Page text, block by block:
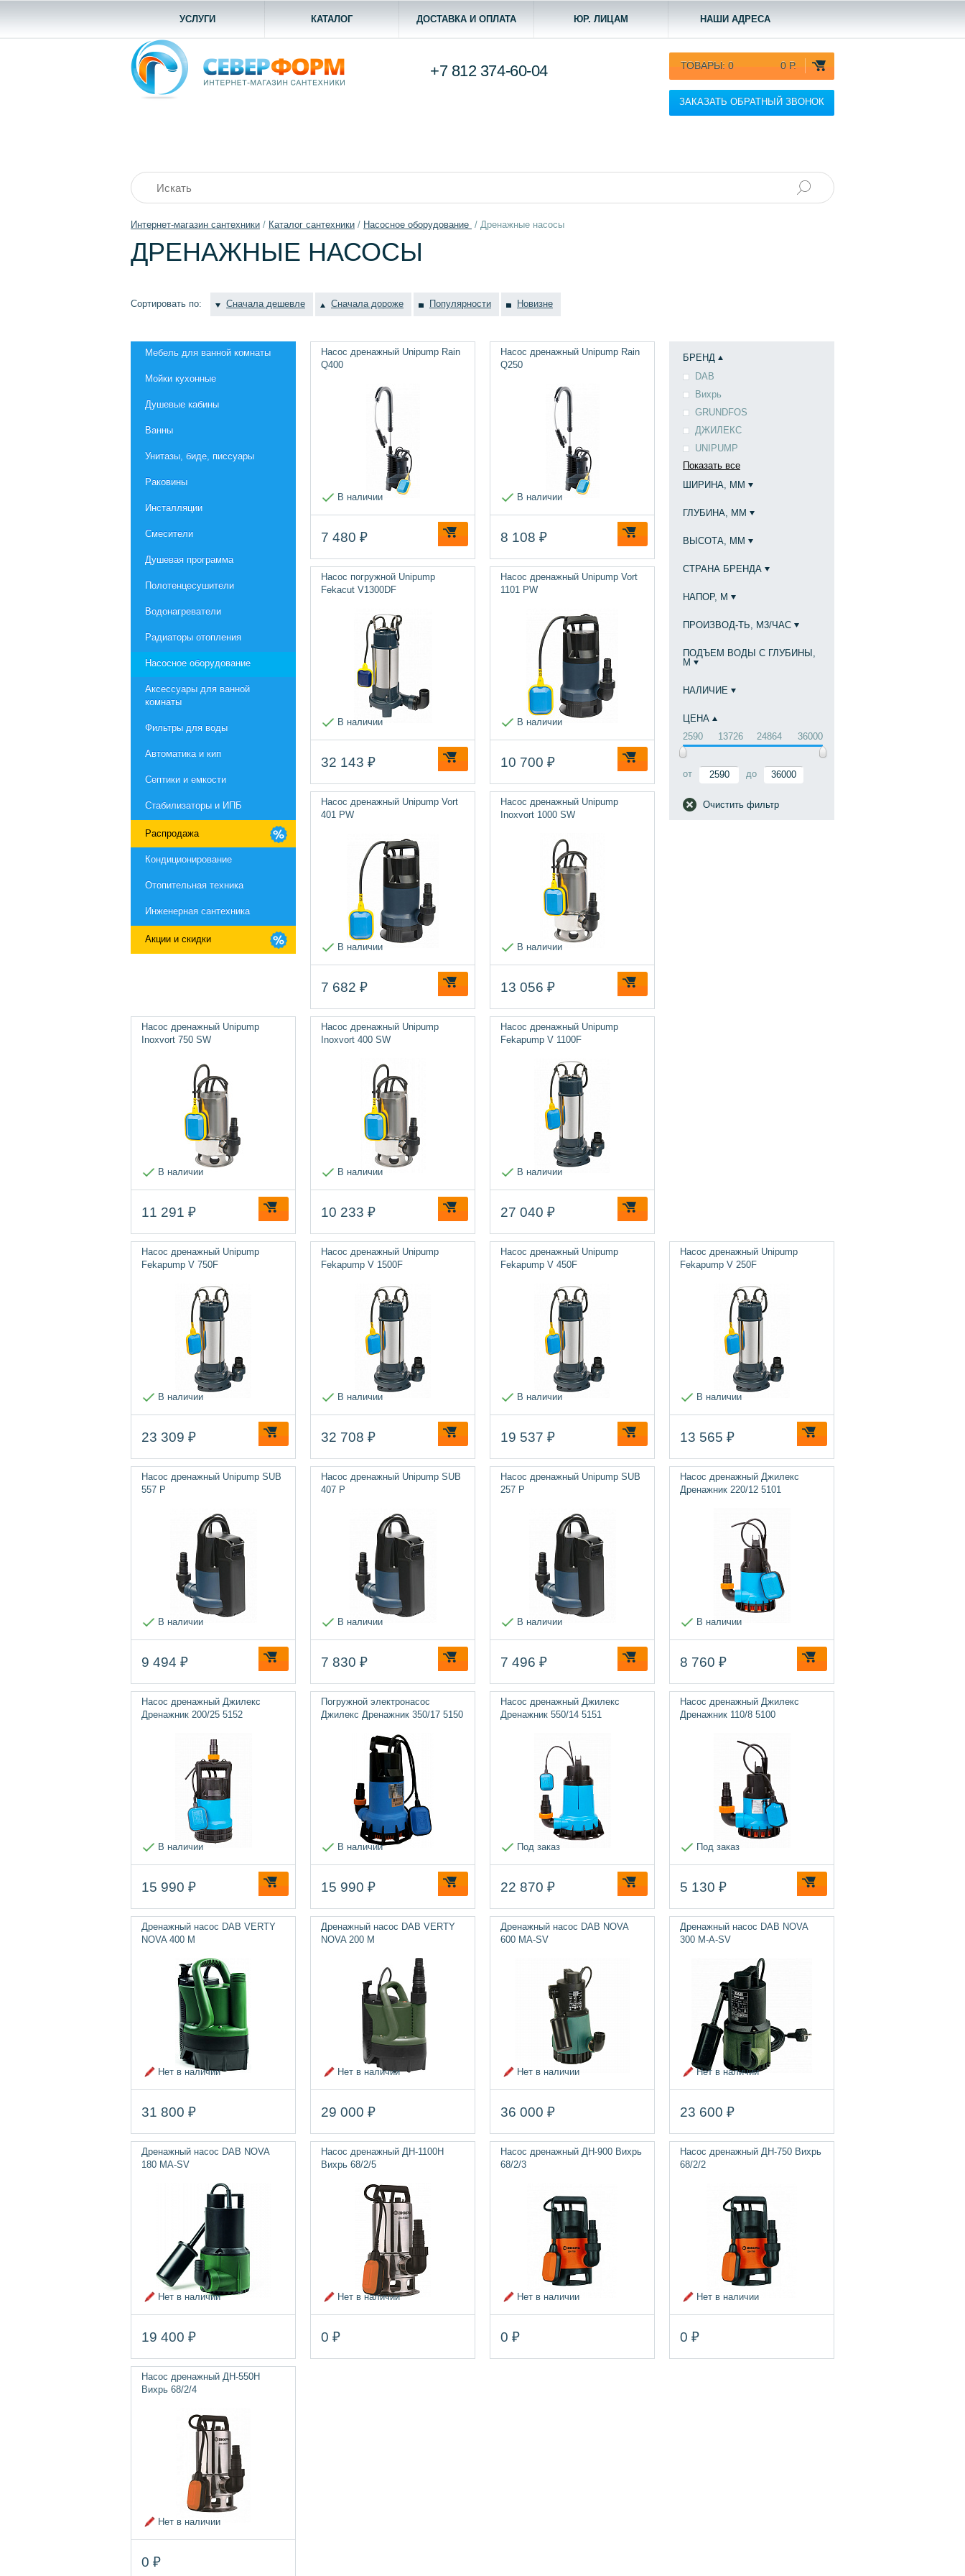
УСЛУГИ КАТАЛОГ ДОСТАВКА И ОПЛАТА ЮР. ЛИЦАМ НАШИ АДРЕСА
ТОВАРЫ: 0 0 Р.
ЗАКАЗАТЬ ОБРАТНЫЙ ЗВОНОК
+7 812 374-60-04
Интернет-магазин сантехники / Каталог сантехники / Насосное оборудование / Дренажные насосы
ДРЕНАЖНЫЕ НАСОСЫ
Сортировать по: Сначала дешевле Сначала дороже Популярности Новизне
Мебель для ванной комнаты
Мойки кухонные
Душевые кабины
Ванны
Унитазы, биде, писсуары
Раковины
Инсталляции
Смесители
Душевая программа
Полотенцесушители
Водонагреватели
Радиаторы отопления
Насосное оборудование
Aксессуары для ванной
комнаты
Фильтры для воды
Автоматика и кип
Септики и емкости
Стабилизаторы и ИПБ
Распродажа
Кондиционирование
Отопительная техника
Инженерная сантехника
Акции и скидки
БРЕНД
DAB
Вихрь
GRUNDFOS
ДЖИЛЕКС
UNIPUMP
Показать все
ШИРИНА, ММ
ГЛУБИНА, ММ
ВЫСОТА, ММ
СТРАНА БРЕНДА
НАПОР, М
ПРОИЗВОД-ТЬ, М3/ЧАС
ПОДЪЕМ ВОДЫ С ГЛУБИНЫ,
М
НАЛИЧИЕ
ЦЕНА
2590
13726 24864 36000
от до
Очистить фильтр
Насос дренажный Unipump Rain
Q400
В наличии
7 480 ₽
Насос дренажный Unipump Rain
Q250
В наличии
8 108 ₽
Насос погружной Unipump
Fekacut V1300DF
В наличии
32 143 ₽
Насос дренажный Unipump Vort
1101 PW
В наличии
10 700 ₽
Насос дренажный Unipump Vort
401 PW
В наличии
7 682 ₽
Насос дренажный Unipump
Inoxvort 1000 SW
В наличии
13 056 ₽
Насос дренажный Unipump
Inoxvort 750 SW
В наличии
11 291 ₽
Насос дренажный Unipump
Inoxvort 400 SW
В наличии
10 233 ₽
Насос дренажный Unipump
Fekapump V 1100F
В наличии
27 040 ₽
Насос дренажный Unipump
Fekapump V 750F
В наличии
23 309 ₽
Насос дренажный Unipump
Fekapump V 1500F
В наличии
32 708 ₽
Насос дренажный Unipump
Fekapump V 450F
В наличии
19 537 ₽
Насос дренажный Unipump
Fekapump V 250F
В наличии
13 565 ₽
Насос дренажный Unipump SUB
557 P
В наличии
9 494 ₽
Насос дренажный Unipump SUB
407 P
В наличии
7 830 ₽
Насос дренажный Unipump SUB
257 P
В наличии
7 496 ₽
Насос дренажный Джилекс
Дренажник 220/12 5101
В наличии
8 760 ₽
Насос дренажный Джилекс
Дренажник 200/25 5152
В наличии
15 990 ₽
Погружной электронасос
Джилекс Дренажник 350/17 5150
В наличии
15 990 ₽
Насос дренажный Джилекс
Дренажник 550/14 5151
Под заказ
22 870 ₽
Насос дренажный Джилекс
Дренажник 110/8 5100
Под заказ
5 130 ₽
Дренажный насос DAB VERTY
NOVA 400 M
Нет в наличии
31 800 ₽
Дренажный насос DAB VERTY
NOVA 200 M
Нет в наличии
29 000 ₽
Дренажный насос DAB NOVA
600 MA-SV
Нет в наличии
36 000 ₽
Дренажный насос DAB NOVA
300 M-A-SV
Нет в наличии
23 600 ₽
Дренажный насос DAB NOVA
180 MA-SV
Нет в наличии
19 400 ₽
Насос дренажный ДН-1100H
Вихрь 68/2/5
Нет в наличии
0 ₽
Насос дренажный ДН-900 Вихрь
68/2/3
Нет в наличии
0 ₽
Насос дренажный ДН-750 Вихрь
68/2/2
Нет в наличии
0 ₽
Насос дренажный ДН-550H
Вихрь 68/2/4
Нет в наличии
0 ₽